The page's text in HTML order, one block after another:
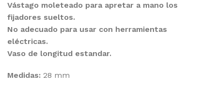
Vástago moleteado para apretar a mano los
fijadores sueltos.
No adecuado para usar con herramientas
eléctricas.
Vaso de longitud estandar.
Medidas: 28 mm